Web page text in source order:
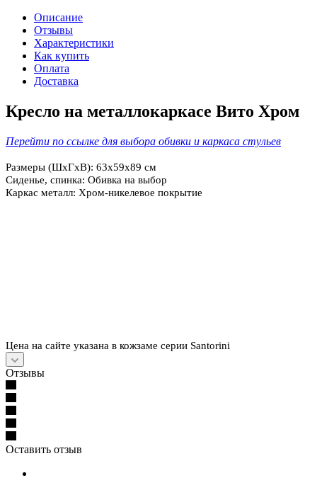
Описание
Отзывы
Характеристики
Как купить
Оплата
Доставка
Кресло на металлокаркасе Вито Хром
Перейти по ссылке для выбора обивки и каркаса стульев
Размеры (ШхГхВ): 63х59х89 см
Сиденье, спинка: Обивка на выбор
Каркас металл: Хром-никелевое покрытие
Цена на сайте указана в кожзаме серии Santorini
Отзывы
Оставить отзыв